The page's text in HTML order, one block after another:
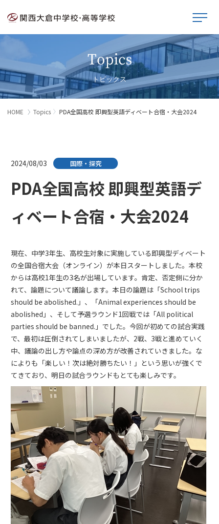
Topics
トピックス
HOME Topics PDA全国高校 即興型英語ディベート合宿・大会2024
2024/08/03 国際・探究
PDA全国高校 即興型英語デ
ィベート合宿・大会2024
現在、中学3年生、高校生対象に実施している即興型ディベート
の全国合宿大会（オンライン）が本日スタートしました。本校
からは高校1年生の3名が出場しています。肯定、否定側に分か
れて、論題について議論します。本日の論題は「School trips
should be abolished.」、「Animal experiences should be
abolished」、そして予選ラウンド1回戦では「All political
parties should be banned.」でした。今回が初めての試合実践
で、最初は圧倒されてしまいましたが、2戦、3戦と進めていく
中、議論の出し方や論点の深め方が改善されていきました。な
によりも「楽しい！次は絶対勝ちたい！」という思いが強くで
てきており、明日の試合ラウンドもとても楽しみです。